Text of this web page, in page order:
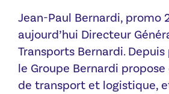
Jean-Paul Bernardi, promo
aujourd’hui Directeur
Transports Bernardi.
le Groupe Bernardi
de transport et logistique,